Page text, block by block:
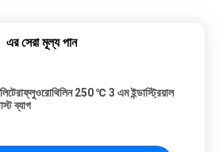
এর সেরা মূল্য পান
250 ℃ 3 এম ইন্ডাস্ট্রিয়াল
ব্যাগ